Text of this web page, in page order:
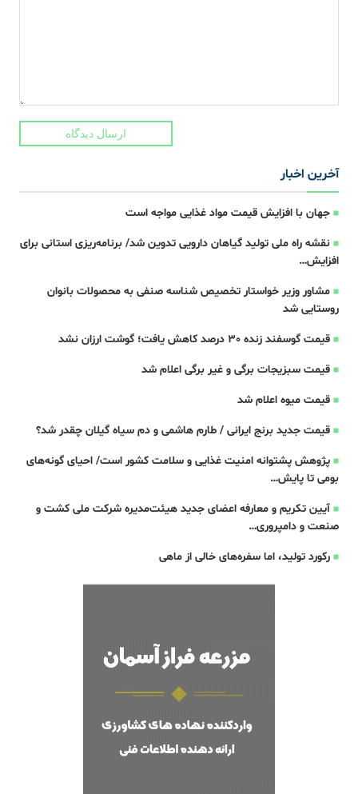
ارسال دیدگاه
آخرین اخبار
جهان با افزایش قیمت مواد غذایی مواجه است
نقشه راه ملی تولید گیاهان دارویی تدوین شد/ برنامه‌ریزی استانی برای
افزایش…
مشاور وزیر خواستار تخصیص شناسه صنفی به محصولات بانوان
روستایی شد
قیمت گوسفند زنده 30 درصد کاهش یافت؛ گوشت ارزان نشد
قیمت سبزیجات برگی و غیر برگی اعلام شد
قیمت میوه اعلام شد
قیمت جدید برنج ایرانی / طارم هاشمی و دم سیاه گیلان چقدر شد؟
پژوهش پشتوانه امنیت غذایی و سلامت کشور است/ احیای گونه‌های
بومی تا پایش…
آیین تکریم و معارفه اعضای جدید هیئت‌مدیره شرکت ملی کشت و
صنعت و دامپروری…
رکورد تولید، اما سفره‌های خالی از ماهی